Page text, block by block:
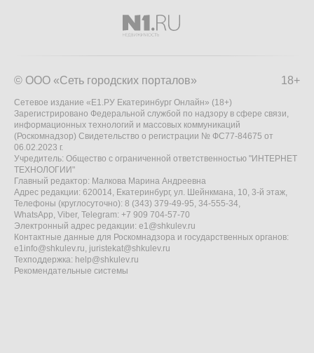
18+
© ООО «Сеть городских порталов»
Сетевое издание «Е1.РУ Екатеринбург Онлайн» (18+)
Зарегистрировано Федеральной службой по надзору в сфере связи,
информационных технологий и массовых коммуникаций
(Роскомнадзор) Свидетельство о регистрации № ФС77-84675 от
06.02.2023 г.
Учредитель: Общество с ограниченной ответственностью "ИНТЕРНЕТ
ТЕХНОЛОГИИ"
Главный редактор: Малкова Марина Андреевна
Адрес редакции: 620014, Екатеринбург, ул. Шейнкмана, 10, 3-й этаж,
Телефоны (круглосуточно): 8 (343) 379-49-95, 34-555-34,
WhatsApp, Viber, Telegram: +7 909 704-57-70
Электронный адрес редакции: e1@shkulev.ru
Контактные данные для Роскомнадзора и государственных органов:
e1info@shkulev.ru, juristekat@shkulev.ru
Техподдержка: help@shkulev.ru
Рекомендательные системы